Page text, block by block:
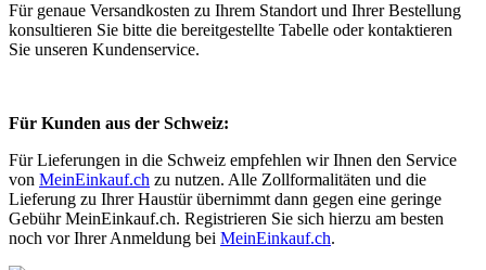
Für genaue Versandkosten zu Ihrem Standort und Ihrer Bestellung
konsultieren Sie bitte die bereitgestellte Tabelle oder kontaktieren
Sie unseren Kundenservice.
Für Kunden aus der Schweiz:
Für Lieferungen in die Schweiz empfehlen wir Ihnen den Service
von MeinEinkauf.ch zu nutzen. Alle Zollformalitäten und die
Lieferung zu Ihrer Haustür übernimmt dann gegen eine geringe
Gebühr MeinEinkauf.ch. Registrieren Sie sich hierzu am besten
noch vor Ihrer Anmeldung bei MeinEinkauf.ch.